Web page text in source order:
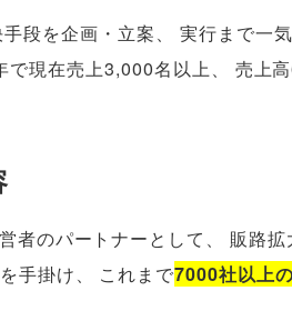
段を企画・立案、 実行まで一
で現在売上3,000名以上、
売上
者のパートナーとして 、 販路拡
手掛け、 これまで7000社以上